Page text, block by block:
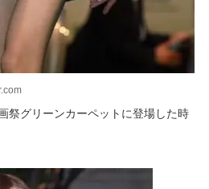
祭グリーンカーペットに登場した時